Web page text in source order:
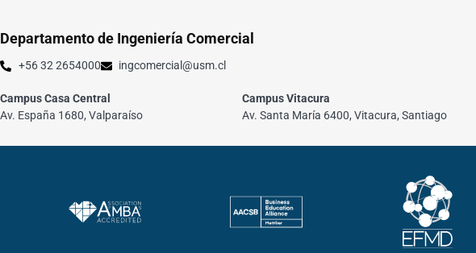
Departamento de Ingeniería Comercial
+56 32 2654000 ingcomercial@usm.cl
Campus Casa Central
Av. España 1680, Valparaíso
Campus Vitacura
Av. Santa María 6400, Vitacura, Santiago